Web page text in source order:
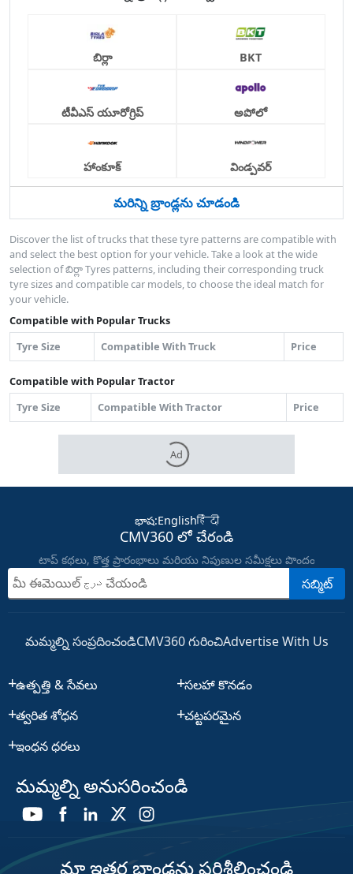
బిర్లా BKT
టీవీఎస్ యూరోగ్రిప్ అపోలో
హాంకూక్ విండ్పవర్
మరిన్ని బ్రాండ్లను చూడండి
Discover the list of trucks that these tyre patterns are compatible with
and select the best option for your vehicle. Take a look at the wide
selection of బిర్లా Tyres patterns, including their corresponding truck
tyre sizes and compatible car models, to choose the ideal match for
your vehicle.
Compatible with Popular Trucks
Tyre Size
Compatible With Truck Price
Compatible with Popular Tractor
Tyre Size
Compatible With Tractor Price
Ad
భాష:Englishहिंदी
CMV360 లో చేరండి
టాప్ కథలు, కొత్త ప్రారంభాలు మరియు నిపుణుల సమీక్షలు పొందండి
సబ్మిట్
మమ్మల్ని సంప్రదించండిCMV360 గురించిAdvertise With Us
ఉత్పత్తి & సేవలు
త్వరిత శోధన
ఇంధన ధరలు
సలహా కొనడం
చట్టపరమైన
మమ్మల్ని అనుసరించండి
మా ఇతర బ్రాండ్లను పరిశీలించండి